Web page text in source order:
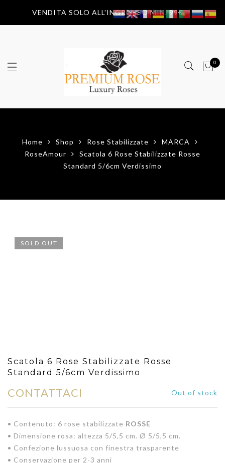
VENDITA SOLO ALL'INGROSSO MIN. 99€
0
Home Shop Rose Stabilizzate
MARCA
RoseAmour
Scatola 6 Rose Stabilizzate Rosse
Standard 5/6cm Verdissimo
SOLD OUT
Scatola 6 Rose Stabilizzate Rosse
Standard 5/6cm Verdissimo
CONTATTACI Out of stock
• Contenuto: 6 rose stabilizzate ROSSE
• Dimensione rosa: altezza 5/5,5 cm. Ø 5/5,5 cm.
• Confezione lussuosa con finestra trasparente
• Conservazione per 2-3 anni